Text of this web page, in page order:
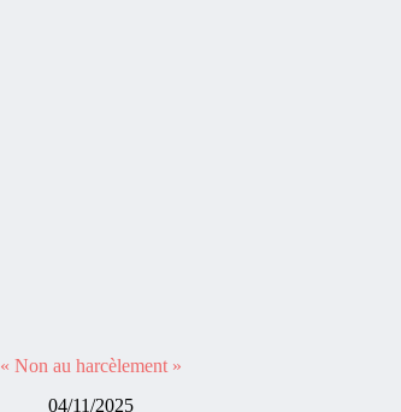
« Non au harcèlement »​
04/11/2025